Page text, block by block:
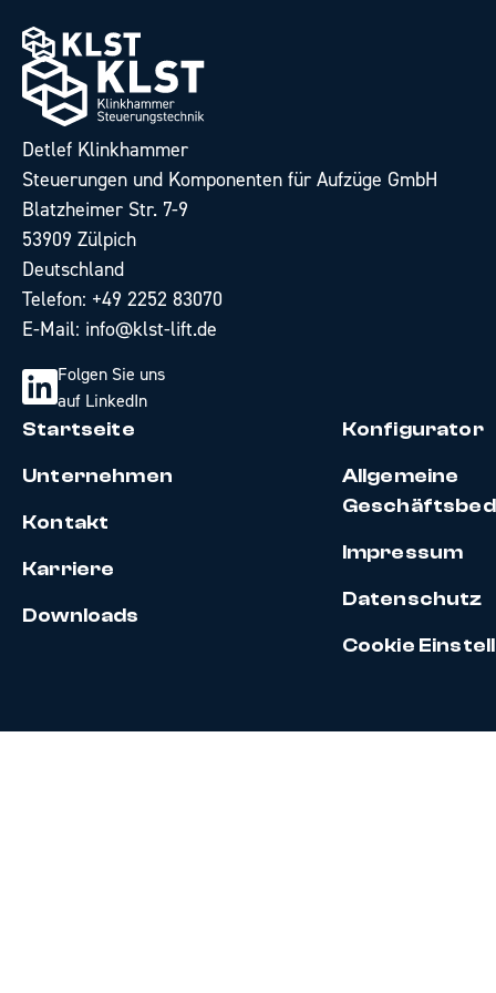
Detlef Klinkhammer
Steuerungen und Komponenten für Aufzüge GmbH
Blatzheimer Str. 7-9
53909 Zülpich
Deutschland
Telefon: +49 2252 83070
E-Mail: info@klst-lift.de
Folgen Sie uns
auf LinkedIn
Startseite
Unternehmen
Kontakt
Karriere
Downloads
Konfigurator
Allgemeine
Impressum
Datenschutz
Cookie